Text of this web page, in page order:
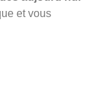
et vous